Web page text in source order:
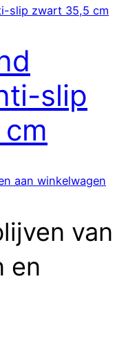
slip
aan winkelwagen
van
en